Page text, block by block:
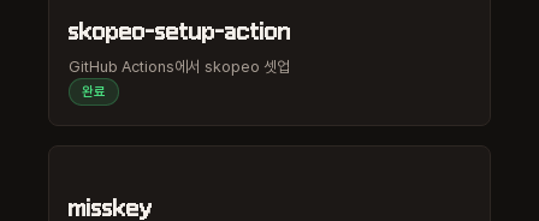
skopeo-setup-action
GitHub Actions에서 skopeo 셋업
완료
misskey